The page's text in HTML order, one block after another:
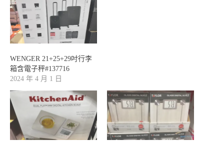
WENGER 21+25+29吋行李
箱含電子秤#137716
2024 年 4 月 1 日